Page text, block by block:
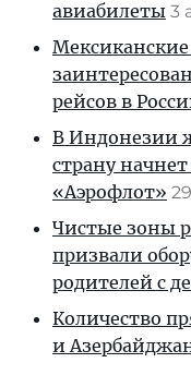
авиабилеты 3
рейсов в
В Индонезии
страну
«Аэрофлот»
Чистые зоны
призвали
родителей с
Количество
и